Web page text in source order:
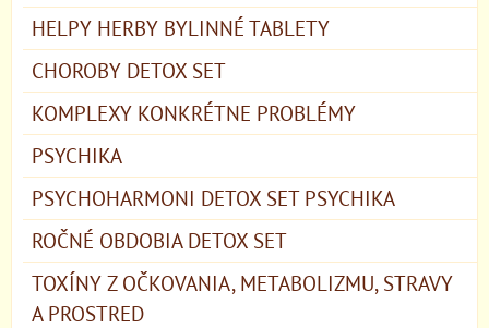
HELPY HERBY BYLINNÉ TABLETY
CHOROBY DETOX SET
KOMPLEXY KONKRÉTNE PROBLÉMY
PSYCHIKA
PSYCHOHARMONI DETOX SET PSYCHIKA
ROČNÉ OBDOBIA DETOX SET
TOXÍNY Z OČKOVANIA, METABOLIZMU, STRAVY
A PROSTRED